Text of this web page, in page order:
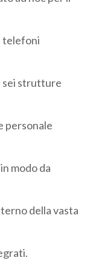
telefoni
sei strutture
personale
modo da
della vasta